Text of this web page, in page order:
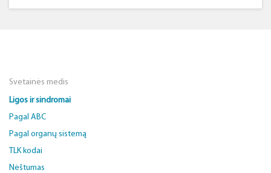
Svetainės medis
Ligos ir sindromai
Pagal ABC
Pagal organų sistemą
TLK kodai
Nėštumas